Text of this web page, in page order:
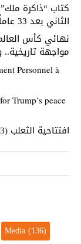
كتاب “ذاكرة
الثاني بعد 33 عاماً؟
مواجهة تاريخية..
Personnel à
Trump’s peace
افتتاحية الثعلب (53)
Media(136)